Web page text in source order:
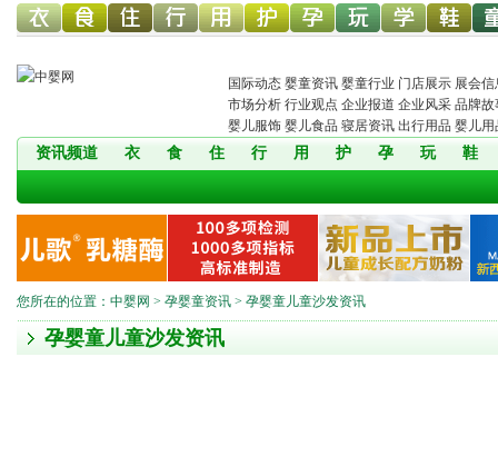
饰网 品网 具网 品网 护网 网 具网 育 鞋网 装
国际动态 婴童资讯 婴童行业 门店展示 展会信
市场分析 行业观点 企业报道 企业风采 品牌故
婴儿服饰 婴儿食品 寝居资讯 出行用品 婴儿用
资讯频道 衣 食 住 行 用 护 孕 玩 鞋
您所在的位置： 中婴网 > 孕婴童资讯 > 孕婴童儿童沙发资讯
孕婴童儿童沙发资讯